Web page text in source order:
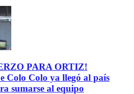
PARA ORTIZ!
Colo Colo ya llegó al país
sumarse al equipo